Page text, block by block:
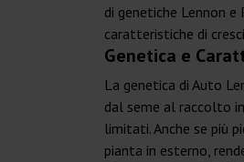
di genetiche Lennon
caratteristiche di
Genetica e
La genetica di Auto
dal seme al raccolto
limitati. Anche se più
pianta in esterno,